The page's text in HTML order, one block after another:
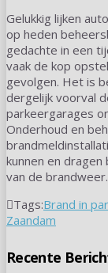
Gelukkig lijken
op heden
gedachte in een
vaak de kop
gevolgen. Het is
dergelijk voorval
parkeergarages
Onderhoud en
kunnen en
van de brandweer.
Tags:Brand in
Zaandam
Recente